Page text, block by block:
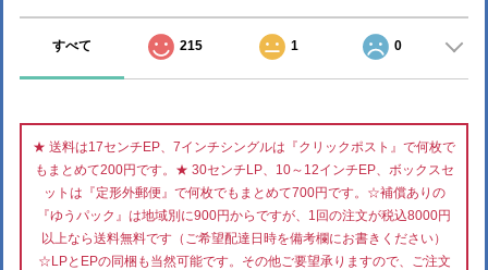
すべて 215 1 0
★ 送料は17センチEP、7インチシングルは『クリックポスト』で何枚で
もまとめて200円です。★ 30センチLP、10～12インチEP、ボックスセ
ットは『定形外郵便』で何枚でもまとめて700円です。☆補償ありの
『ゆうパック』は地域別に900円からですが、1回の注文が税込8000円
以上なら送料無料です（ご希望配達日時を備考欄にお書きください）
☆LPとEPの同梱も当然可能です。その他ご要望承りますので、ご注文